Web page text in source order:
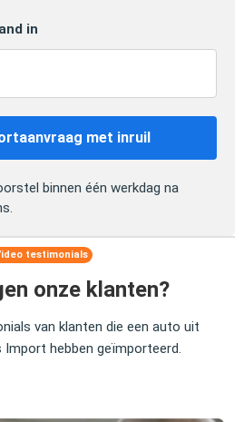
in
met inruil
binnen één werkdag na
testimonials
onze klanten?
van klanten die een auto uit
Import hebben geïmporteerd.